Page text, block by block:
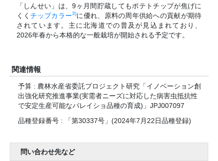
「しんせい」は、9ヶ月間貯蔵してもポテトチップが焦げに
くくチップカラー3)に優れ、原料の周年供給への貢献が期待
されています。主に北海道での普及が見込まれており、
2026年春から本格的な一般栽培が開始される予定です。
関連情報
予算 : 農林水産省委託プロジェクト研究「イノベーション創
出強化研究推進事業(実需者ニーズに対応した病害虫抵抗性
で安定生産可能なバレイショ品種の育成)」JPJ007097
品種登録番号 : 「第30337号」(2024年7月22日品種登録)
問い合わせ先など